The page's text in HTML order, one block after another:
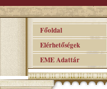
Főoldal
Elérhetőségek
EME Adattár